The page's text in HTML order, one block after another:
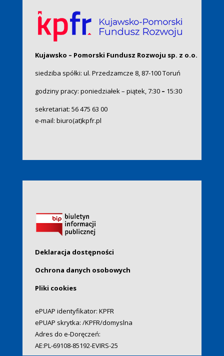
Kujawsko – Pomorski Fundusz Rozwoju sp. z o.o.
siedziba spółki: ul. Przedzamcze 8, 87-100 Toruń
godziny pracy: poniedziałek – piątek, 7:30– 15:30
sekretariat: 56 475 63 00
e-mail: biuro(at)kpfr.pl
Deklaracja dostępności
Ochrona danych osobowych
Pliki cookies
ePUAP identyfikator: KPFR
ePUAP skrytka: /KPFR/domyslna
Adres do e-Doręczeń:
AE:PL-69108-85192-EVIRS-25